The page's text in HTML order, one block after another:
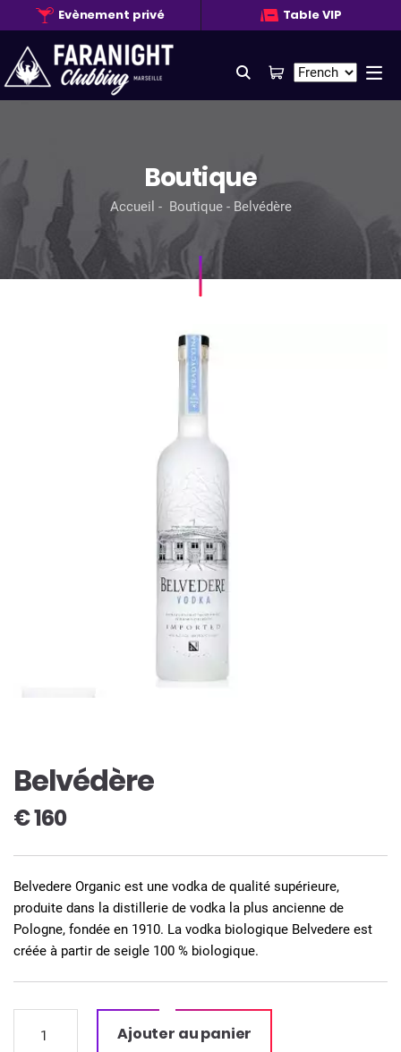
Evènement privé Table VIP
Boutique
Accueil Boutique Belvédère
Belvédère
€160
Belvedere Organic est une vodka de qualité supérieure,
produite dans la distillerie de vodka la plus ancienne de
Pologne, fondée en 1910. La vodka biologique Belvedere est
créée à partir de seigle 100 % biologique.
Ajouter au panier